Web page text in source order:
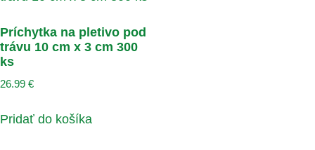
Príchytka na pletivo pod
trávu 10 cm x 3 cm 300
ks
26.99 €
Pridať do košíka